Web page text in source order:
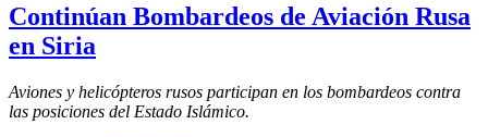
Continúan Bombardeos de Aviación Rusa
en Siria
Aviones y helicópteros rusos participan en los bombardeos contra
las posiciones del Estado Islámico.